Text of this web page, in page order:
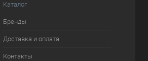
Каталог
Бренды
Доставка и оплата
Контакты